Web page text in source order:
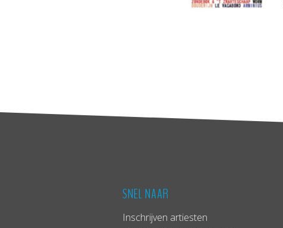
SNEL NAAR
Inschrijven artiesten